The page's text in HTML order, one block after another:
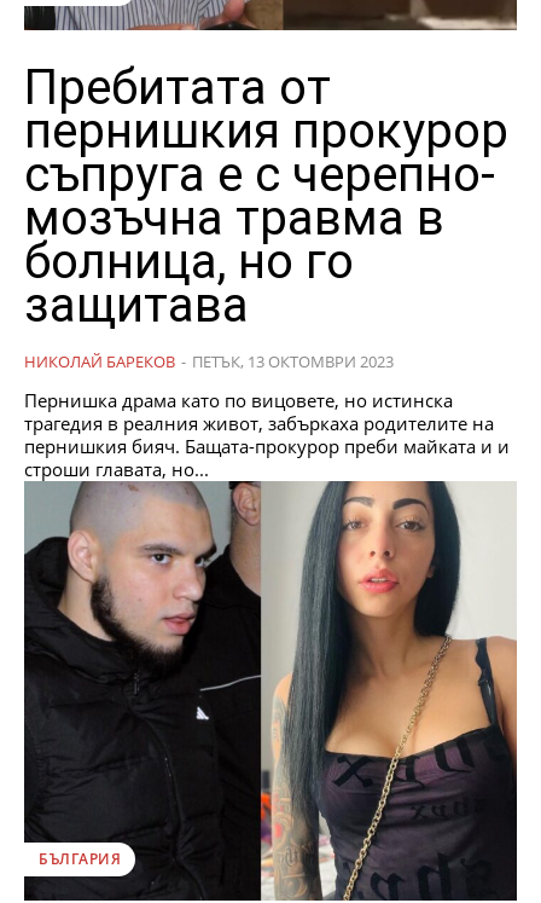
Пребитата от
пернишкия прокурор
съпруга е с черепно-
мозъчна травма в
болница, но го
защитава
НИКОЛАЙ БАРЕКОВ - ПЕТЪК, 13 ОКТОМВРИ 2023
Пернишка драма като по вицовете, но истинска
трагедия в реалния живот, забъркаха родителите на
пернишкия бияч. Бащата-прокурор преби майката и и
строши главата, но...
БЪЛГАРИЯ